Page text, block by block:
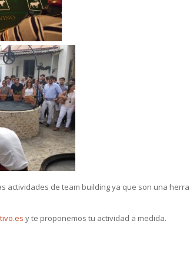
actividades de team building ya que son una
y te proponemos tu actividad a medida.